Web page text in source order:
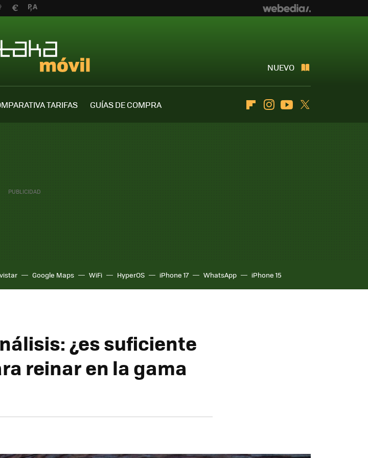
NUEVO
TARIFAS
GUÍAS DE COMPRA
FlipboardInstagramYoutube
Google Maps WiFi HyperOS iPhone 17 WhatsApp iPhone 15
¿es suficiente
reinar en la gama